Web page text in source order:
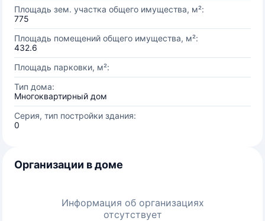
Площадь зем. участка общего имущества, м²:
775
Площадь помещений общего имущества, м²:
432.6
Площадь парковки, м²:
Тип дома:
Многоквартирный дом
Серия, тип постройки здания:
0
Организации в доме
Информация об организациях
отсутствует